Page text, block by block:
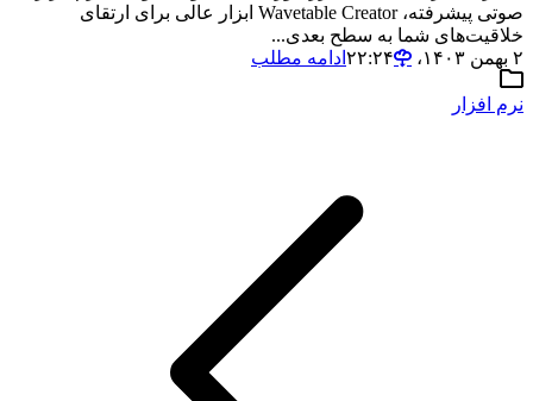
صوتی پیشرفته، Wavetable Creator ابزار عالی برای ارتقای
خلاقیت‌های شما به سطح بعدی...
۲ بهمن ۱۴۰۳،‏ ۲۲:۲۴
ادامه مطلب
نرم افزار